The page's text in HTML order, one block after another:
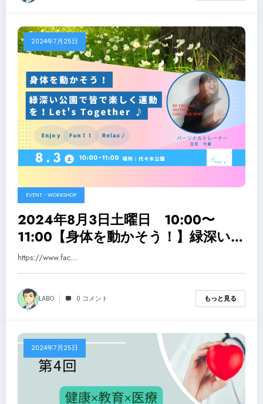
2024年7月25日
EVENT・WORKSHOP
2024年8月3日土曜日 10:00〜
11:00【身体を動かそう！】緑深い公
園で皆で楽しく運動を！Let’s
Together を開催します
https://www.fac…
LABO 0 コメント もっと見る
2024年7月25日